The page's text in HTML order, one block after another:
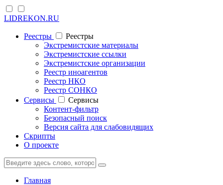
LIDREKON.RU
Реестры
Реестры
Экстремистские материалы
Экстремистские ссылки
Экстремистские организации
Реестр иноагентов
Реестр НКО
Реестр СОНКО
Cервисы
Cервисы
Контент-фильтр
Безопасный поиск
Версия сайта для слабовидящих
Скрипты
О проекте
Главная